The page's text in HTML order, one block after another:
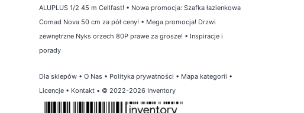
ALUPLUS 1/2 45 m Cellfast! • Nowa promocja: Szafka łazienkowa
Comad Nova 50 cm za pół ceny! • Mega promocja! Drzwi
zewnętrzne Nyks orzech 80P prawe za grosze! • Inspiracje i
porady
Dla sklepów • O Nas • Polityka prywatności • Mapa kategorii •
Licencje • Kontakt • © 2022-2026 Inventory